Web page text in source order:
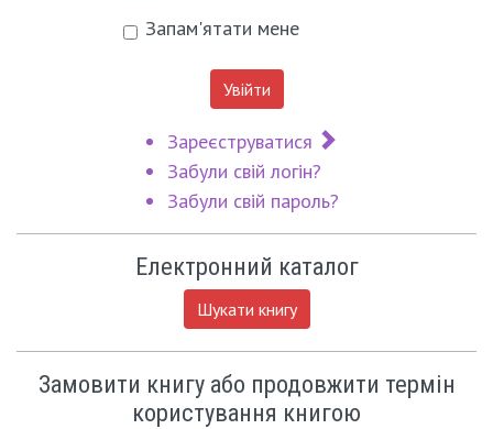
Запам'ятати мене
Увійти
Зареєструватися
Забули свій логін?
Забули свій пароль?
Електронний каталог
Шукати книгу
Замовити книгу або продовжити термін
користування книгою